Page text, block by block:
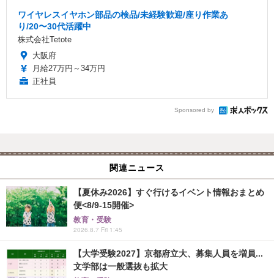
ワイヤレスイヤホン部品の検品/未経験歓迎/座り作業あ
り/20〜30代活躍中
株式会社Tetote
大阪府
月給27万円～34万円
正社員
Sponsored by
関連ニュース
【夏休み2026】すぐ行けるイベント情報おまとめ
便<8/9-15開催>
教育・受験
2026.8.7 Fri 1:45
【大学受験2027】京都府立大、募集人員を増員...
文学部は一般選抜も拡大